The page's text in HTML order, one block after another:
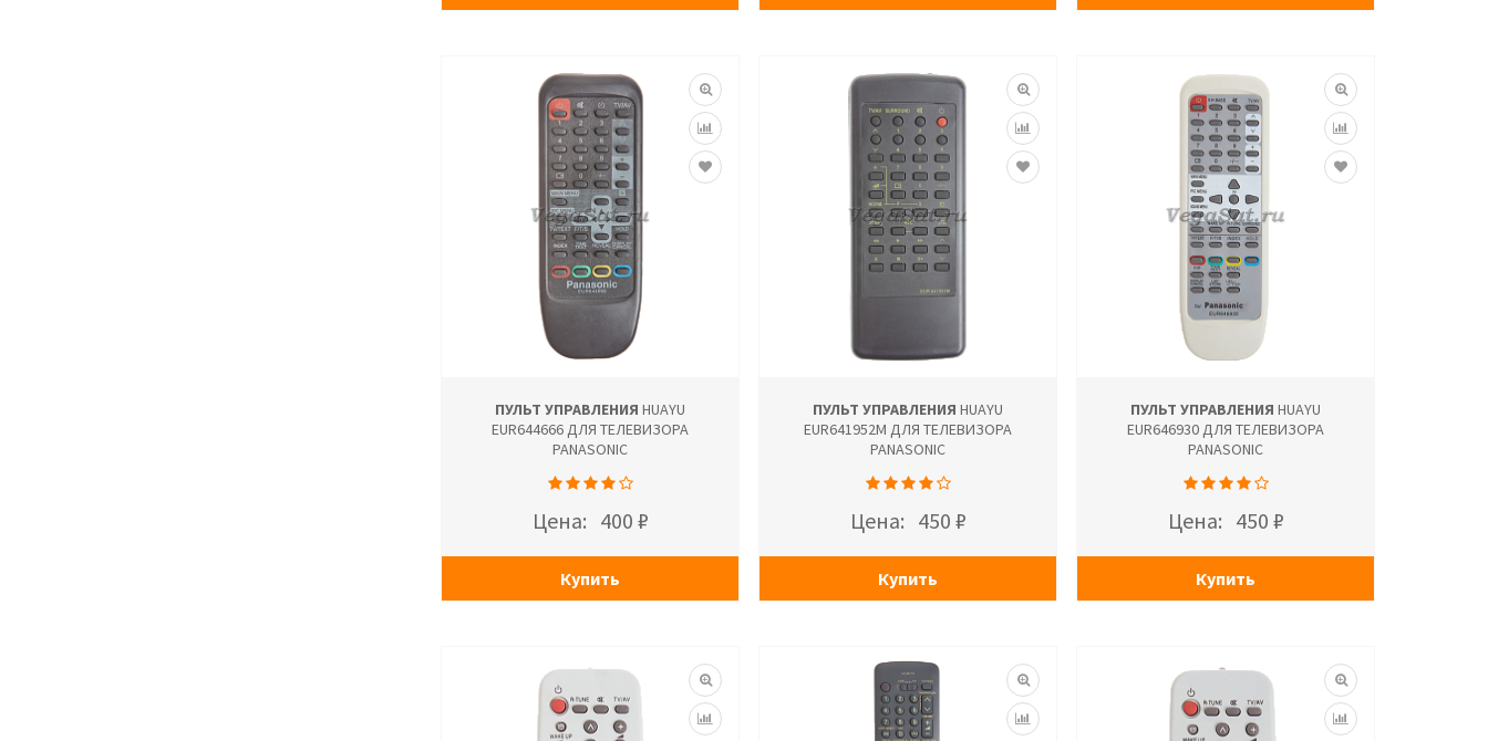
ПУЛЬТ УПРАВЛЕНИЯ HUAYU
EUR644666 ДЛЯ ТЕЛЕВИЗОРА
PANASONIC
Цена: 400 ₽
Купить
ПУЛЬТ УПРАВЛЕНИЯ HUAYU
EUR641952M ДЛЯ ТЕЛЕВИЗОРА
PANASONIC
Цена: 450 ₽
Купить
ПУЛЬТ УПРАВЛЕНИЯ HUAYU
EUR646930 ДЛЯ ТЕЛЕВИЗОРА
PANASONIC
Цена: 450 ₽
Купить